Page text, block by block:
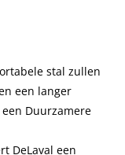
stal zullen
een langer
Duurzamere
DeLaval een